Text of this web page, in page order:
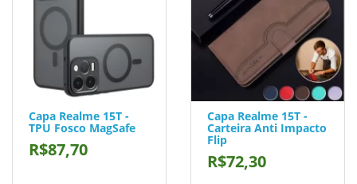
Capa Realme 15T -
TPU Fosco MagSafe
R$87,70
Capa Realme 15T -
Carteira Anti Impacto
Flip
R$72,30